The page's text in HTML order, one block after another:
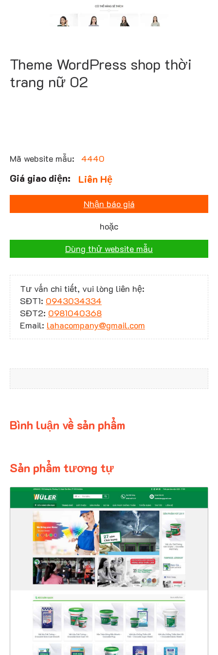
Theme WordPress shop thời
trang nữ 02
Mã website mẫu: 4440
Liên Hệ
Nhận báo giá
hoặc
Dùng thử website mẫu
Tư vấn chi tiết, vui lòng liên hệ:
SĐT1: 0943034334
SĐT2: 0981040368
Email: lahacompany@gmail.com
Bình luận về sản phẩm
Sản phẩm tương tự
4342
CHI TIẾT